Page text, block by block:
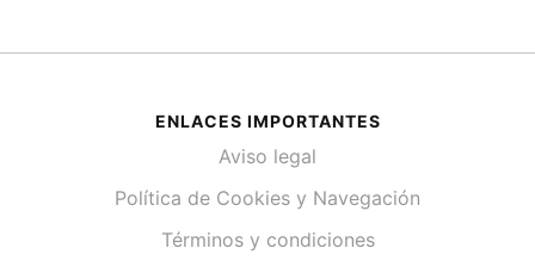
ENLACES IMPORTANTES
Aviso legal
Política de Cookies y Navegación
Términos y condiciones